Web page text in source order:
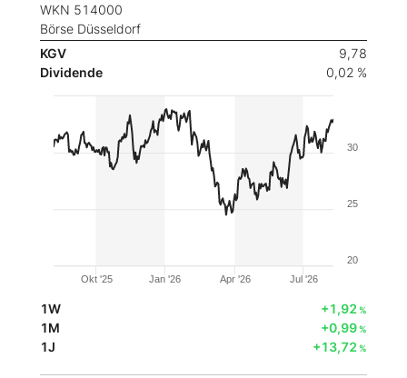
WKN 514000
Börse Düsseldorf
KGV
9,78
Dividende
0,02 %
Okt '25 Jan '26 Apr '26 Jul '26
20
25
30
1W +1,92%
1M +0,99%
1J +13,72%